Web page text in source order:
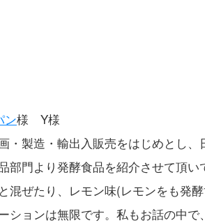
ン様 Y様
・製造・輸出入販売をはじめとし
部門より発酵食品を紹介させて頂
混ぜたり、レモン味(レモンをも発
ションは無限です。私もお話の中